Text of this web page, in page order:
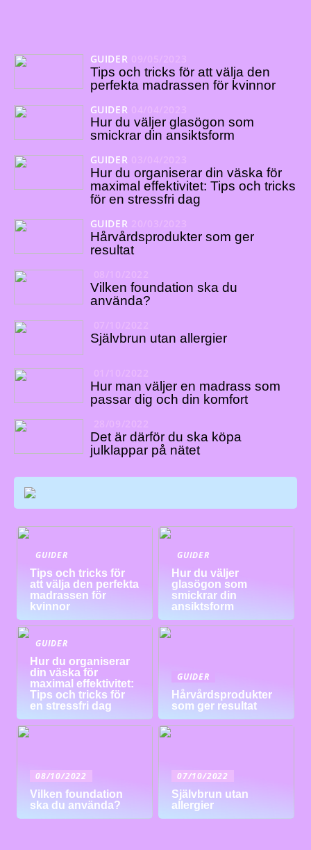
GUIDER
Tips och tricks för att välja den
perfekta madrassen för kvinnor
GUIDER
Hur du väljer glasögon som
smickrar din ansiktsform
GUIDER
Hur du organiserar din väska för
maximal effektivitet: Tips och tricks
för en stressfri dag
GUIDER
Hårvårdsprodukter som ger
resultat
Vilken foundation ska du
använda?
Självbrun utan allergier
Hur man väljer en madrass som
passar dig och din komfort
Det är därför du ska köpa
julklappar på nätet
GUIDER
Tips och tricks för
att välja den perfekta
madrassen för
kvinnor
GUIDER
Hur du väljer
glasögon som
smickrar din
ansiktsform
GUIDER
Hur du organiserar
din väska för
maximal effektivitet:
Tips och tricks för
en stressfri dag
GUIDER
Hårvårdsprodukter
som ger resultat
08/10/2022
Vilken foundation
ska du använda?
07/10/2022
Självbrun utan
allergier